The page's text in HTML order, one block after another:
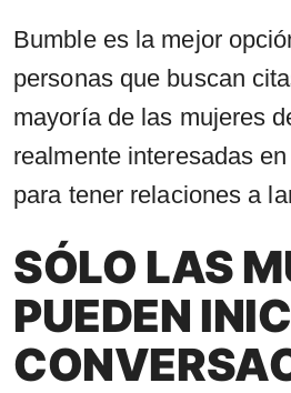
Bumble es la mejor
personas que buscan
mayoría de las mujeres
realmente interesadas
para tener relaciones a
SÓLO LAS
PUEDEN